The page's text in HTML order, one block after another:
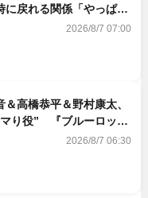
に戻れる関係「やっぱり
す」
2026/8/7 07:00
高橋恭平＆野村康太、
り役” 『ブルーロッ
チームワーク2026/8/7 06:30